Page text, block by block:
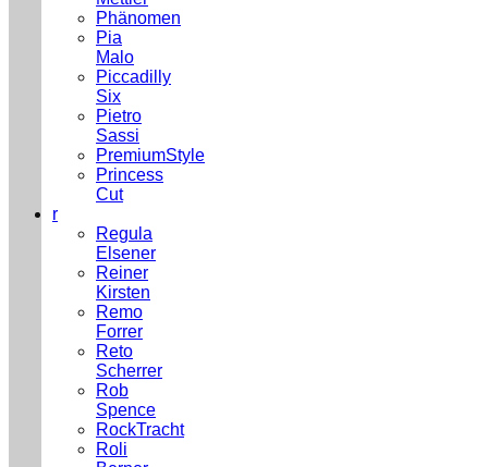
Phänomen
Pia
Malo
Piccadilly
Six
Pietro
Sassi
PremiumStyle
Princess
Cut
r
Regula
Elsener
Reiner
Kirsten
Remo
Forrer
Reto
Scherrer
Rob
Spence
RockTracht
Roli